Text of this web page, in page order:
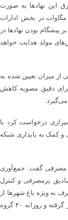
این نهادها به صورت
آنلاین کنترل می‌شود و با کنترل مکانیزه بین هفت الی ۱۰ مگاوات در بخش ادارات
بودن نهادها در
مولد هدایت خواهد
از میزان تعیین شده به
دقیق مصوبه کاهش
درخواست کرد با
کمک به پایداری شبکه
مصرفی گفت: جمع‌آوری
پرمصرفی و کنترل
به ویژه باغ شهرها از
جمله مواردی است که در برنامه‌های کاری این شرکت قرار گرفته و روزانه ۴۰ گروه